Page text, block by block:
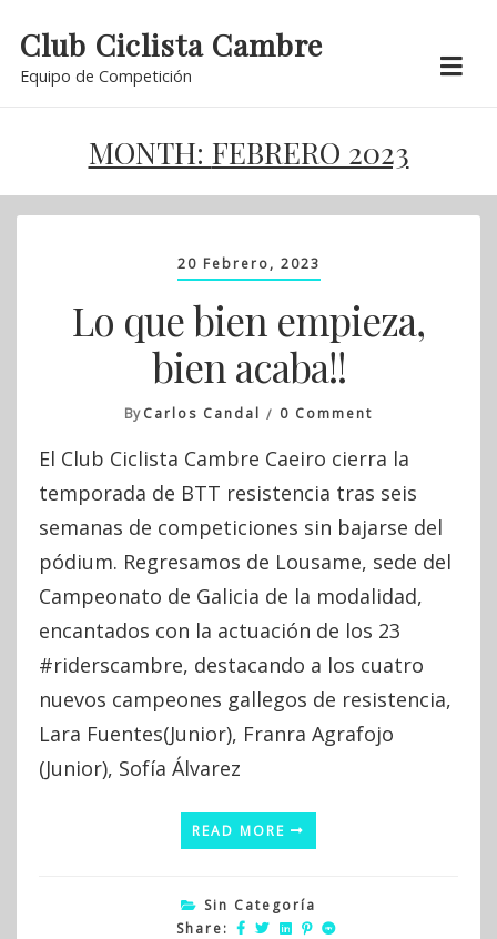
content
Club Ciclista Cambre
Equipo de Competición
MONTH: FEBRERO 2023
20 Febrero, 2023
Lo que bien empieza,
bien acaba!!
ByCarlos Candal 0 Comment
Que
Bien
Empieza,
Bien
Acaba!!
El Club Ciclista Cambre Caeiro cierra la
temporada de BTT resistencia tras seis
semanas de competiciones sin bajarse del
pódium. Regresamos de Lousame, sede del
Campeonato de Galicia de la modalidad,
encantados con la actuación de los 23
#riderscambre, destacando a los cuatro
nuevos campeones gallegos de resistencia,
Lara Fuentes(Junior), Franra Agrafojo
(Junior), Sofía Álvarez
READ MORE
Sin Categoría
Share: